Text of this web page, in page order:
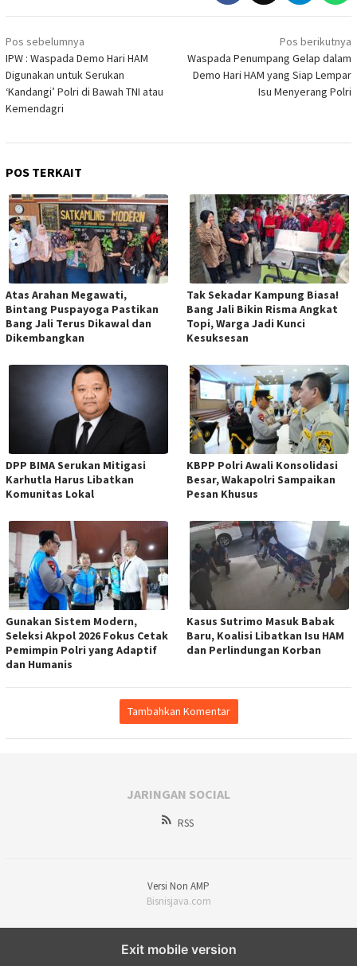
Navigasi
pos
Pos sebelumnya
IPW : Waspada Demo Hari HAM
Digunakan untuk Serukan
‘Kandangi’ Polri di Bawah TNI atau
Kemendagri
Pos berikutnya
Waspada Penumpang Gelap dalam
Demo Hari HAM yang Siap Lempar
Isu Menyerang Polri
POS TERKAIT
Atas Arahan Megawati,
Bintang Puspayoga Pastikan
Bang Jali Terus Dikawal dan
Dikembangkan
Tak Sekadar Kampung Biasa!
Bang Jali Bikin Risma Angkat
Topi, Warga Jadi Kunci
Kesuksesan
DPP BIMA Serukan Mitigasi
Karhutla Harus Libatkan
Komunitas Lokal
KBPP Polri Awali Konsolidasi
Besar, Wakapolri Sampaikan
Pesan Khusus
Gunakan Sistem Modern,
Seleksi Akpol 2026 Fokus Cetak
Pemimpin Polri yang Adaptif
dan Humanis
Kasus Sutrimo Masuk Babak
Baru, Koalisi Libatkan Isu HAM
dan Perlindungan Korban
Tambahkan Komentar
JARINGAN SOCIAL
RSS
Versi Non AMP
Bisnisjava.com
Exit mobile version